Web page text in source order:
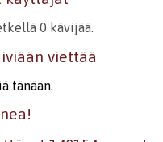
0 kävijää.
viettää
tänään.